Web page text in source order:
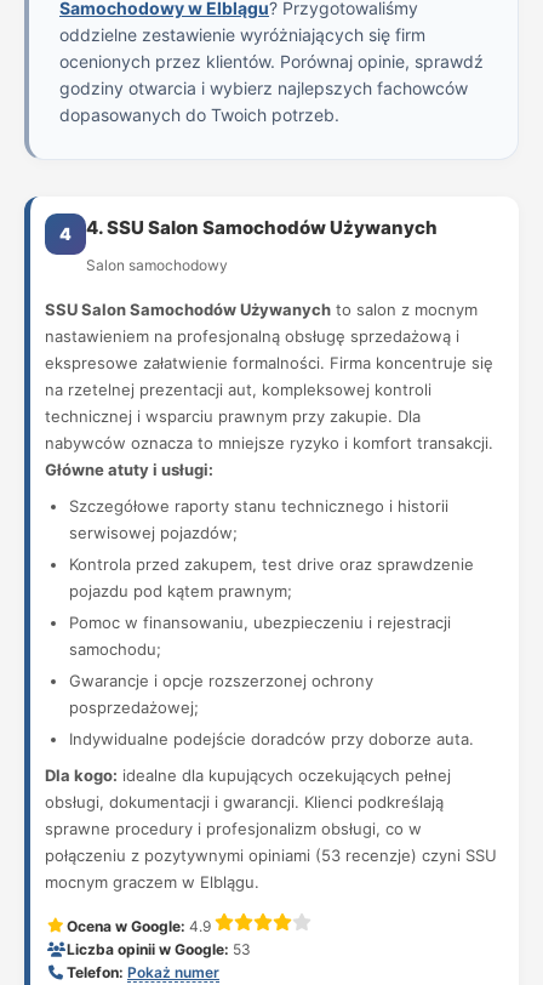
Samochodowy w Elblągu? Przygotowaliśmy
oddzielne zestawienie wyróżniających się firm
ocenionych przez klientów. Porównaj opinie, sprawdź
godziny otwarcia i wybierz najlepszych fachowców
dopasowanych do Twoich potrzeb.
4 4. SSU Salon Samochodów Używanych
Salon samochodowy
SSU Salon Samochodów Używanych to salon z mocnym
nastawieniem na profesjonalną obsługę sprzedażową i
ekspresowe załatwienie formalności. Firma koncentruje się
na rzetelnej prezentacji aut, kompleksowej kontroli
technicznej i wsparciu prawnym przy zakupie. Dla
nabywców oznacza to mniejsze ryzyko i komfort transakcji.
Główne atuty i usługi:
Szczegółowe raporty stanu technicznego i historii
serwisowej pojazdów;
Kontrola przed zakupem, test drive oraz sprawdzenie
pojazdu pod kątem prawnym;
Pomoc w finansowaniu, ubezpieczeniu i rejestracji
samochodu;
Gwarancje i opcje rozszerzonej ochrony
posprzedażowej;
Indywidualne podejście doradców przy doborze auta.
Dla kogo: idealne dla kupujących oczekujących pełnej
obsługi, dokumentacji i gwarancji. Klienci podkreślają
sprawne procedury i profesjonalizm obsługi, co w
połączeniu z pozytywnymi opiniami (53 recenzje) czyni SSU
mocnym graczem w Elblągu.
Ocena w Google: 4.9
Liczba opinii w Google: 53
Telefon: Pokaż numer